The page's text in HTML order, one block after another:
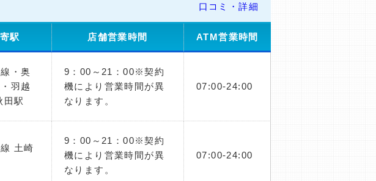
口コミ・詳細
駅 店舗営業時間 ATM営業時間
・奥
羽越
田駅
9：00～21：00※契約
機により営業時間が異
なります。
07:00-24:00
土崎
9：00～21：00※契約
機により営業時間が異
なります。
07:00-24:00